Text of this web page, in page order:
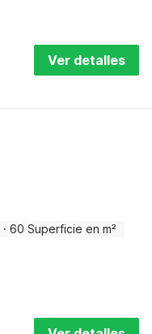
Ver detalles
· 60 Superficie en m²